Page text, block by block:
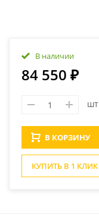
В наличии
84 550 ₽
шт
В КОРЗИНУ
КУПИТЬ В 1 КЛИК